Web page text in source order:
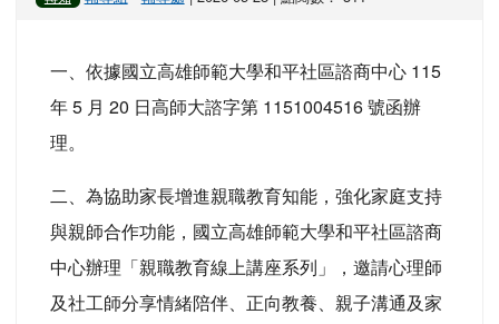
一、依據國立高雄師範大學和平社區諮商中心 115
年 5 月 20 日高師大諮字第 1151004516 號函辦
理。
二、為協助家長增進親職教育知能，強化家庭支持
與親師合作功能，國立高雄師範大學和平社區諮商
中心辦理「親職教育線上講座系列」，邀請心理師
及社工師分享情緒陪伴、正向教養、親子溝通及家